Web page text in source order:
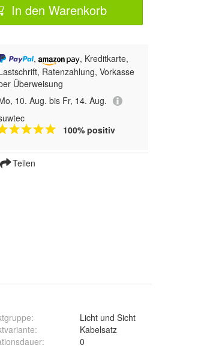
In den Warenkorb
,
, Kreditkarte,
Ratenzahlung, Vorkasse
Überweisung
10. Aug. bis Fr, 14. Aug.
100% positiv
Teilen
:
Licht und Sicht
:
Kabelsatz
: 0